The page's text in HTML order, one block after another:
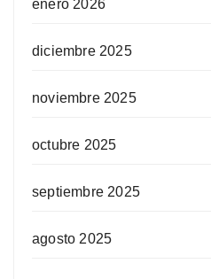
enero 2026
diciembre 2025
noviembre 2025
octubre 2025
septiembre 2025
agosto 2025